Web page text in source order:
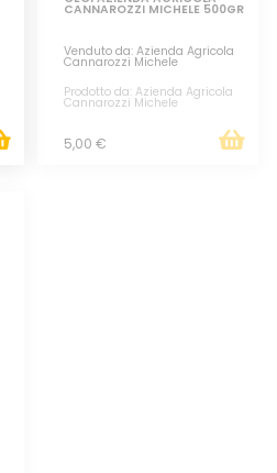
CANNAROZZI MICHELE 500GR
Venduto da: Azienda Agricola
Cannarozzi Michele
Prodotto da: Azienda Agricola
Cannarozzi Michele
5,00 €